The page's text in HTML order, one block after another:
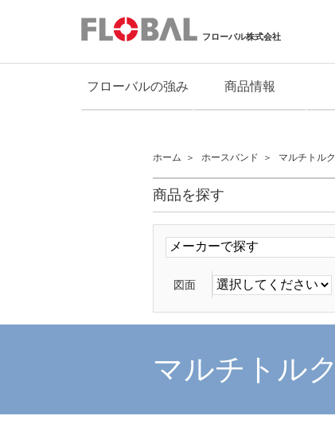
フローバル株式会社
フローバルの強み 商品情報
ホーム ホースバンド マルチトルク
商品を探す
図面
マルチトルク